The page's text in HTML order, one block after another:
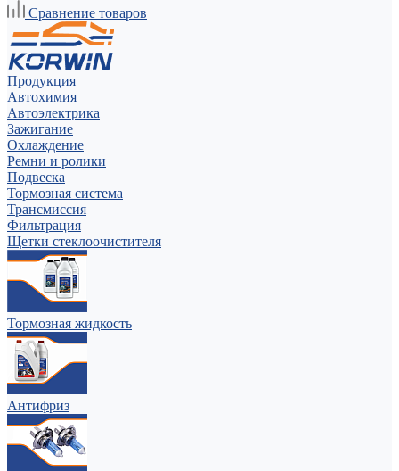
Сравнение товаров
Продукция
Автохимия
Автоэлектрика
Зажигание
Охлаждение
Ремни и ролики
Подвеска
Тормозная система
Трансмиссия
Фильтрация
Щетки стеклоочистителя
Тормозная жидкость
Антифриз